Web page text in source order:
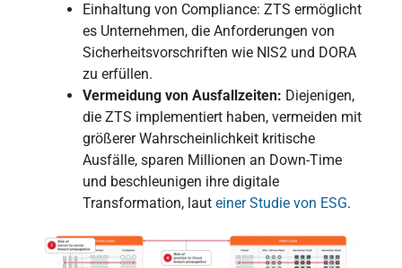
Einhaltung von Compliance: ZTS ermöglicht
es Unternehmen, die Anforderungen von
Sicherheitsvorschriften wie NIS2 und DORA
zu erfüllen.
Vermeidung von Ausfallzeiten: Diejenigen,
die ZTS implementiert haben, vermeiden mit
größerer Wahrscheinlichkeit kritische
Ausfälle, sparen Millionen an Down-Time
und beschleunigen ihre digitale
Transformation, laut einer Studie von ESG.